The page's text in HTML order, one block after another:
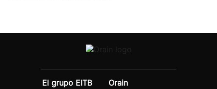
El grupo EITB
Orain